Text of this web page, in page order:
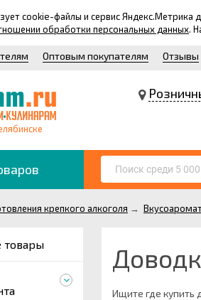
cookie-файлы и сервис
обработки персональных данных.
Оптовым покупателям Отзывы
крепкого алкоголя →
товары
Ищите где купить